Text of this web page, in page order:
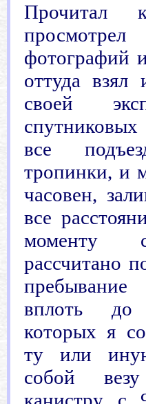
Прочитал
фотографий
оттуда взял
своей
все
тропинки, и
часовен,
все
моменту
рассчитано
вплоть до
которых я
ту или
собой